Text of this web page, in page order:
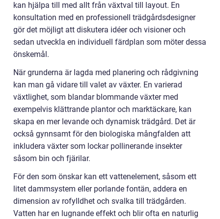
kan hjälpa till med allt från växtval till layout. En
konsultation med en professionell trädgårdsdesigner
gör det möjligt att diskutera idéer och visioner och
sedan utveckla en individuell färdplan som möter dessa
önskemål.
När grunderna är lagda med planering och rådgivning
kan man gå vidare till valet av växter. En varierad
växtlighet, som blandar blommande växter med
exempelvis klättrande plantor och marktäckare, kan
skapa en mer levande och dynamisk trädgård. Det är
också gynnsamt för den biologiska mångfalden att
inkludera växter som lockar pollinerande insekter
såsom bin och fjärilar.
För den som önskar kan ett vattenelement, såsom ett
litet dammsystem eller porlande fontän, addera en
dimension av rofylldhet och svalka till trädgården.
Vatten har en lugnande effekt och blir ofta en naturlig